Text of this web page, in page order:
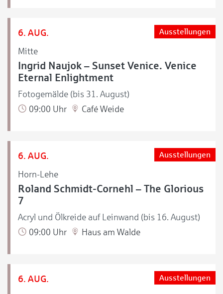
6. AUG.
Mitte
Ausstellungen
Ingrid Naujok – Sunset Venice. Venice
Eternal Enlightment
Fotogemälde (bis 31. August)
09:00 Uhr
Café Weide
6. AUG.
Horn-Lehe
Ausstellungen
Roland Schmidt-Cornehl – The Glorious
7
Acryl und Ölkreide auf Leinwand (bis 16. August)
09:00 Uhr
Haus am Walde
6. AUG. Ausstellungen